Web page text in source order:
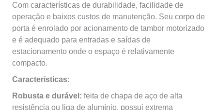
Com características de durabilidade, facilidade de
operação e baixos custos de manutenção. Seu corpo de
porta é enrolado por acionamento de tambor motorizado
e é adequado para entradas e saídas de
estacionamento onde o espaço é relativamente
compacto.
Características:
Robusta e durável: feita de chapa de aço de alta
resistência ou liga de alumínio, possui extrema